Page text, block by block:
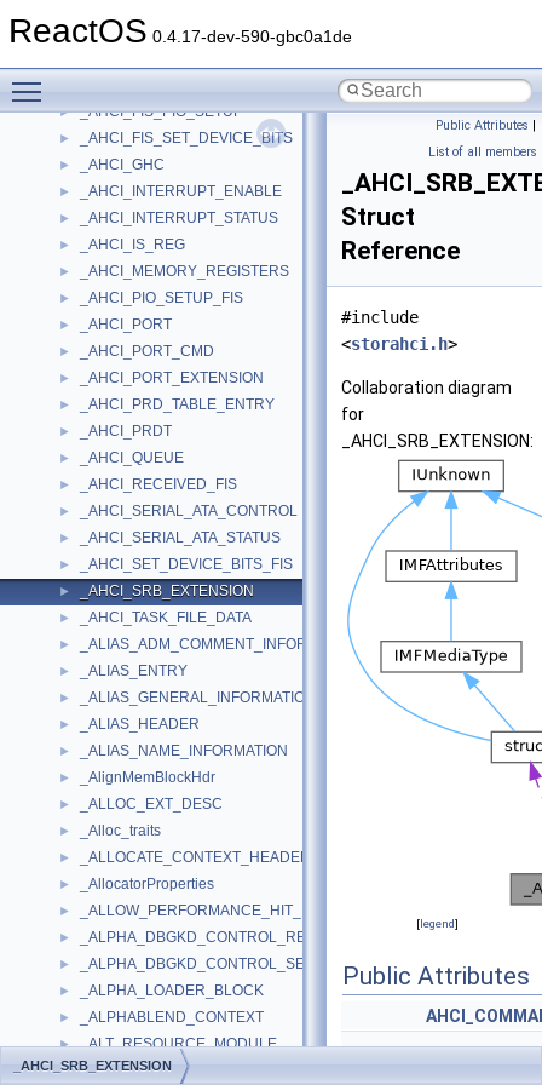
ReactOS 0.4.17-dev-590-gbc0a1de
► _AHCI_FIS_DEVICE_TO_HOST
► _AHCI_FIS_PIO_SETUP
► _AHCI_FIS_SET_DEVICE_BITS
► _AHCI_GHC
► _AHCI_INTERRUPT_ENABLE
► _AHCI_INTERRUPT_STATUS
► _AHCI_IS_REG
► _AHCI_MEMORY_REGISTERS
► _AHCI_PIO_SETUP_FIS
► _AHCI_PORT
► _AHCI_PORT_CMD
► _AHCI_PORT_EXTENSION
► _AHCI_PRD_TABLE_ENTRY
► _AHCI_PRDT
► _AHCI_QUEUE
► _AHCI_RECEIVED_FIS
► _AHCI_SERIAL_ATA_CONTROL
► _AHCI_SERIAL_ATA_STATUS
► _AHCI_SET_DEVICE_BITS_FIS
► _AHCI_SRB_EXTENSION
► _AHCI_TASK_FILE_DATA
► _ALIAS_ADM_COMMENT_INFORMATION
► _ALIAS_ENTRY
► _ALIAS_GENERAL_INFORMATION
► _ALIAS_HEADER
► _ALIAS_NAME_INFORMATION
► _AlignMemBlockHdr
► _ALLOC_EXT_DESC
► _Alloc_traits
► _ALLOCATE_CONTEXT_HEADER
► _AllocatorProperties
► _ALLOW_PERFORMANCE_HIT_IN
► _ALPHA_DBGKD_CONTROL_REPORT
► _ALPHA_DBGKD_CONTROL_SET
► _ALPHA_LOADER_BLOCK
► _ALPHABLEND_CONTEXT
► _ALT_RESOURCE_MODULE
► _ALTERNATE_CONFIGURATION
Public Attributes |
List of all members
Struct
Reference
#include
<storahci.h>
Collaboration diagram
for
_AHCI_SRB_EXTENSION:
[legend]
Public Attributes
_AHCI_SRB_EXTENSION